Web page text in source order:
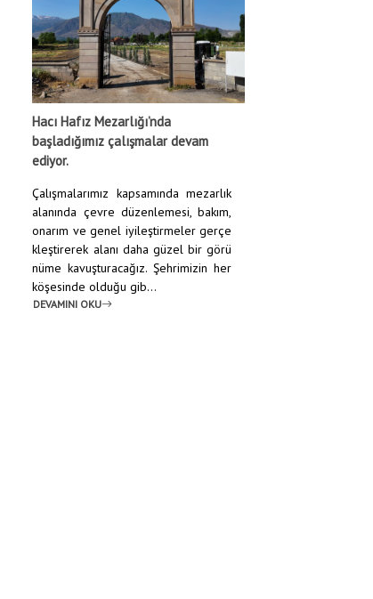
Hacı Hafız Mezarlığı’nda
başladığımız çalışmalar devam
ediyor.
Çalışmalarımız kapsamında mezarlık
alanında çevre düzenlemesi, bakım,
onarım ve genel iyileştirmeler gerçe
kleştirerek alanı daha güzel bir görü
nüme kavuşturacağız. Şehrimizin her
köşesinde olduğu gib...
DEVAMINI OKU